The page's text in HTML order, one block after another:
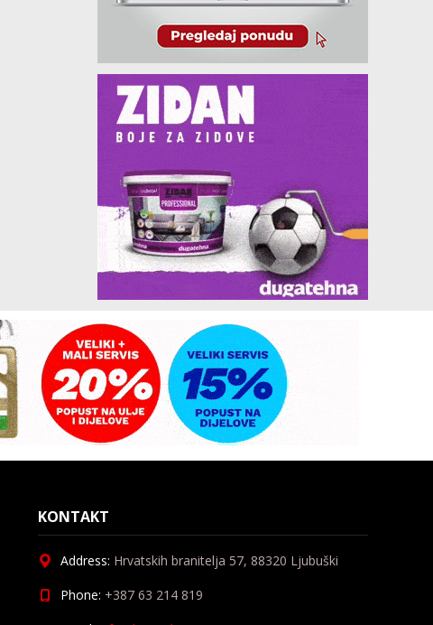
KONTAKT
Address: Hrvatskih branitelja 57, 88320 Ljubuški
Phone: +387 63 214 819